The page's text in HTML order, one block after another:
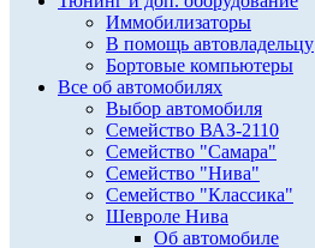
Иммобилизаторы
В помощь автовладельцу
Бортовые компьютеры
Все об автомобилях
Выбор автомобиля
Семейство ВАЗ-2110
Семейство "Самара"
Семейство "Нива"
Семейство "Классика"
Шевроле Нива
Об автомобиле